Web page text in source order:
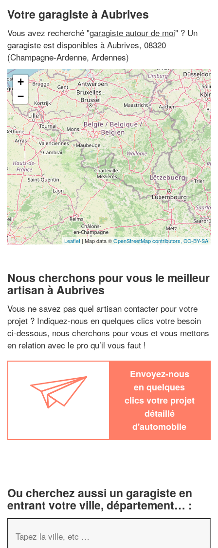
Votre garagiste à Aubrives
Vous avez recherché "garagiste autour de moi" ? Un
garagiste est disponibles à Aubrives, 08320
(Champagne-Ardenne, Ardennes)
+
−
Leaflet | Map data ©OpenStreetMap contributors, CC-BY-SA
Nous cherchons pour vous le meilleur
artisan à Aubrives
Vous ne savez pas quel artisan contacter pour votre
projet ? Indiquez-nous en quelques clics votre besoin
ci-dessous, nous cherchons pour vous et vous mettons
en relation avec le pro qu’il vous faut !
Envoyez-nous
en quelques
clics votre projet
détaillé
d'automobile
Ou cherchez aussi un garagiste en
entrant votre ville, département… :